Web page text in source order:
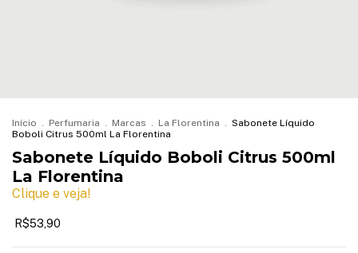
Início . Perfumaria . Marcas . La Florentina . Sabonete Líquido
Boboli Citrus 500ml La Florentina
Sabonete Líquido Boboli Citrus 500ml
La Florentina
Clique e veja!
R$53,90